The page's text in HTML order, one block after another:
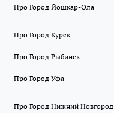
Про Город Йошкар-Ола
Про Город Курск
Про Город Рыбинск
Про Город Уфа
Про Город Нижний Новгород